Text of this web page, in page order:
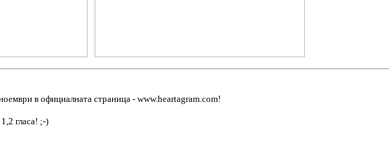
в официалната страница - www.heartagram.com!
гласа! ;-)